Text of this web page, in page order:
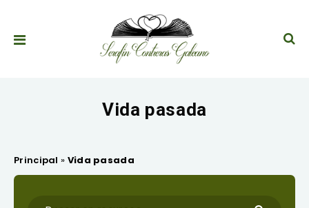
Vida pasada
Principal » Vida pasada